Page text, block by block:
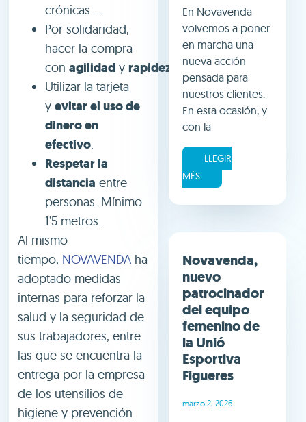
crónicas ….
Por solidaridad,
hacer la compra
conagilidad yrapidez
Utilizar la tarjeta
yevitar el uso de
dinero en
efectivo.
Respetar la
distancia entre
personas. Mínimo
1’5 metros.
Al mismo
tiempo, NOVAVENDA ha
adoptado medidas
internas para reforzar la
salud y la seguridad de
sus trabajadores, entre
las que se encuentra la
entrega por la empresa
de los utensilios de
higiene y prevención
En Novavenda
volvemos a poner
en marcha una
nueva acción
pensada para
nuestros clientes.
En esta ocasión, y
con la
LLEGIR
MÉS
Novavenda,
nuevo
patrocinador
del equipo
femenino de
la Unió
Esportiva
Figueres
marzo 2, 2026